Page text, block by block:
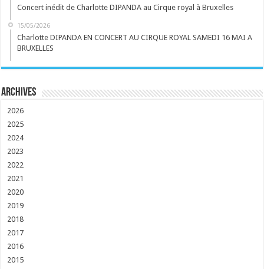
Concert inédit de Charlotte DIPANDA au Cirque royal à Bruxelles
15/05/2026
Charlotte DIPANDA EN CONCERT AU CIRQUE ROYAL SAMEDI 16 MAI A
BRUXELLES
Archives
2026
2025
2024
2023
2022
2021
2020
2019
2018
2017
2016
2015